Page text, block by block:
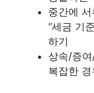
중간에
“세금 기
하기
상속/증
복잡한